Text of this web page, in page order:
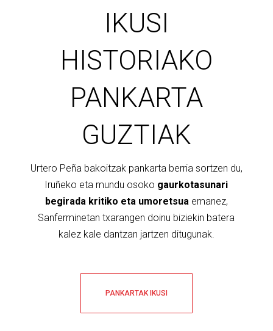
IKUSI
HISTORIAKO
PANKARTA
GUZTIAK
Urtero Peña bakoitzak pankarta berria sortzen du,
Iruñeko eta mundu osoko gaurkotasunari
begirada kritiko eta umoretsuaemanez,
Sanferminetan txarangen doinu biziekin batera
kalez kale dantzan jartzen ditugunak.
PANKARTAK IKUSI